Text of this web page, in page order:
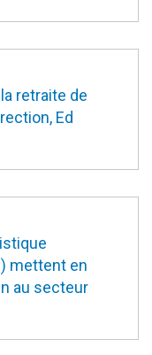
retraite de
Ed
mettent en
au secteur